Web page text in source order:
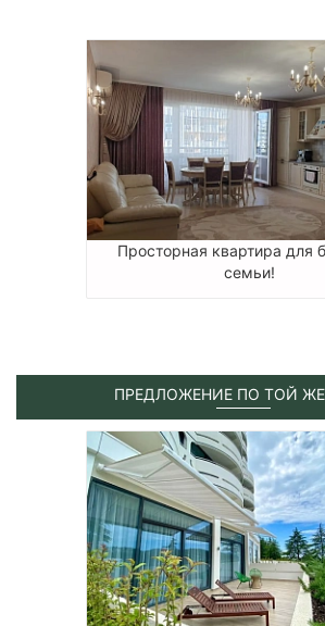
Просторная квартира для
семьи!
ПРЕДЛОЖЕНИЕ ПО ТОЙ ЖЕ